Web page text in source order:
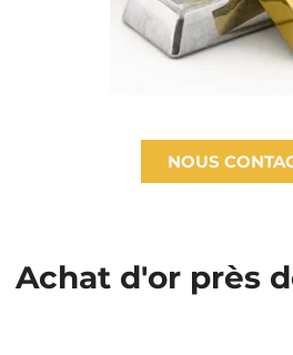
NOUS
Achat d'or près